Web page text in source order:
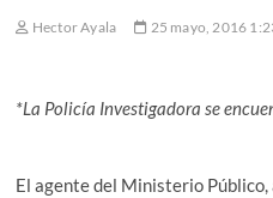
Hector Ayala 25 mayo, 2016
*La Policía Investigadora se
El agente del Ministerio